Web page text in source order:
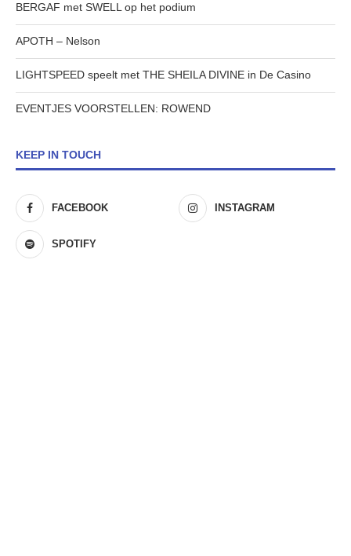
BERGAF met SWELL op het podium
APOTH – Nelson
LIGHTSPEED speelt met THE SHEILA DIVINE in De Casino
EVENTJES VOORSTELLEN: ROWEND
KEEP IN TOUCH
FACEBOOK INSTAGRAM
SPOTIFY